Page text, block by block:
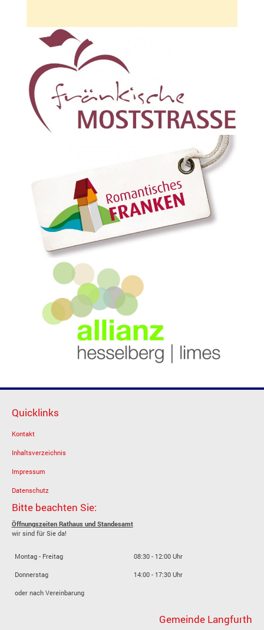
Quicklinks
Kontakt
Inhaltsverzeichnis
Impressum
Datenschutz
Bitte beachten Sie:
Öffnungszeiten Rathaus und Standesamt
wir sind für Sie da!
Montag - Freitag 08:30 - 12:00 Uhr
Donnerstag 14:00 - 17:30 Uhr
oder nach Vereinbarung
Gemeinde Langfurth